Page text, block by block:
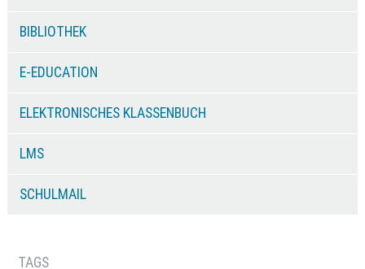
BIBLIOTHEK
E-EDUCATION
ELEKTRONISCHES KLASSENBUCH
LMS
SCHULMAIL
TAGS